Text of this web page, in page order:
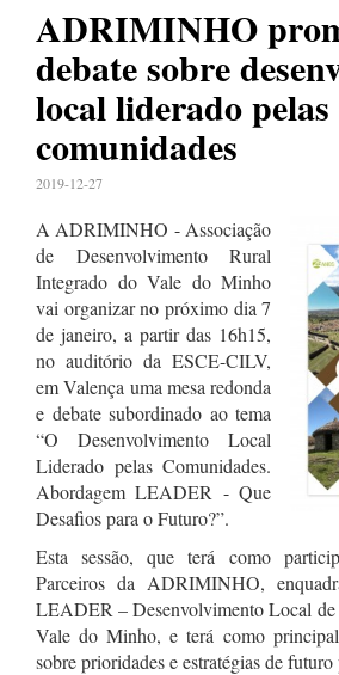
ADRIMINHO
debate sobre
local liderado pelas
comunidades
2019-12-27
A ADRIMINHO - Associação
de Desenvolvimento Rural
Integrado do Vale do Minho
vai organizar no próximo dia 7
de janeiro, a partir das 16h15,
no auditório da ESCE-CILV,
em Valença uma mesa redonda
e debate subordinado ao tema
“O Desenvolvimento Local
Liderado pelas Comunidades.
Abordagem LEADER - Que
Desafios para o Futuro?”.
Esta sessão, que terá como
Parceiros da ADRIMINHO,
LEADER – Desenvolvimento Local de
Vale do Minho, e terá como
sobre prioridades e estratégias de